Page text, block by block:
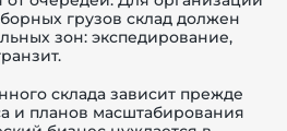
грузов склад должен
зон: экспедирование,
склада зависит прежде
и планов масштабирования